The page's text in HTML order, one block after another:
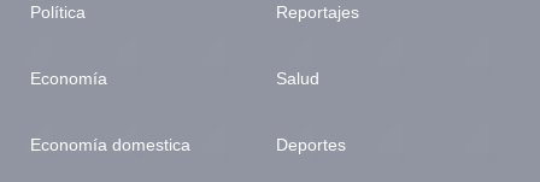
Política
Economía
Economía domestica
Reportajes
Salud
Deportes